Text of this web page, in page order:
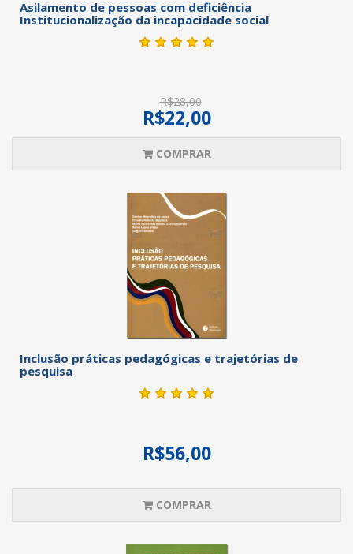
Asilamento de pessoas com deficiência
Institucionalização da incapacidade social
R$28,00
R$22,00
COMPRAR
Inclusão práticas pedagógicas e trajetórias de
pesquisa
R$56,00
COMPRAR